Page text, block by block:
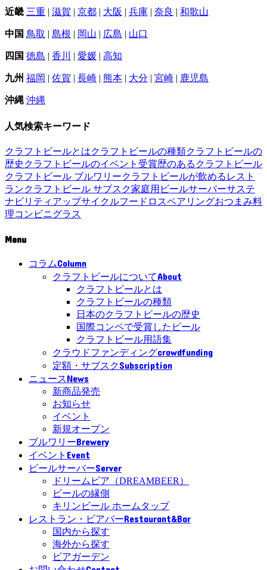
近畿 三重 | 滋賀 | 京都 | 大阪 | 兵庫 | 奈良 | 和歌山
中国 鳥取 | 島根 | 岡山 | 広島 | 山口
四国 徳島 | 香川 | 愛媛 | 高知
九州 福岡 | 佐賀 | 長崎 | 熊本 | 大分 | 宮崎 | 鹿児島
沖縄 沖縄
人気検索キーワード
クラフトビールとはクラフトビールの種類クラフトビールの
歴史 クラフトビールのイベント 受賞歴のあるクラフトビール
クラフトビール ブルワリークラフトビールが飲めるレスト
ランクラフトビール サブスク家庭用ビールサーバーサステ
ナビリティ アップサイクルフードロスペアリングおつまみ料
理コンビニグラス
Menu
コラムColumn
クラフトビールについてAbout
クラフトビールとは
クラフトビールの種類
日本のクラフトビールの歴史
国際コンペで受賞したビール
クラフトビール用語集
クラウドファンディングcrowdfunding
定額・サブスクSubscription
ニュースNews
新商品発売
お知らせ
イベント
新規オープン
ブルワリーBrewery
イベント Event
ビールサーバーServer
ドリームビア（DREAMBEER）
ビールの縁側
キリンビール ホームタップ
レストラン・ビアバーRestaurant&Bar
国内から探す
海外から探す
ビアガーデン